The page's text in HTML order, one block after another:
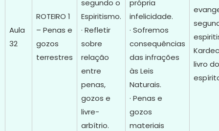
Aula
32
ROTEIRO 1
– Penas e
gozos
terrestres
segundo o
Espiritismo.
· Refletir
sobre
relação
entre
penas,
gozos e
livre-
arbítrio.
própria
infelicidade.
· Sofremos
consequências
das infrações
às Leis
Naturais.
· Penas e
gozos
materiais
livro